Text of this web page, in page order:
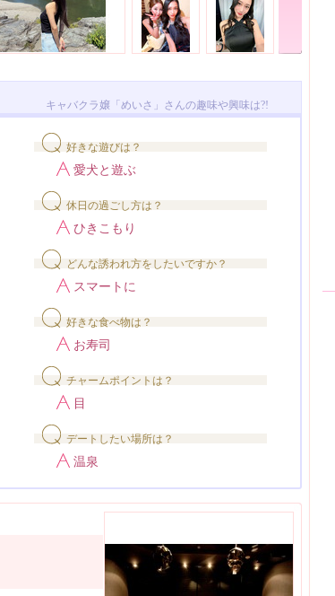
キャバクラ嬢「めいさ」さんの趣味や興味は?!
好きな遊びは？
愛犬と遊ぶ
休日の過ごし方は？
ひきこもり
どんな誘われ方をしたいですか？
スマートに
好きな食べ物は？
お寿司
チャームポイントは？
目
デートしたい場所は？
温泉